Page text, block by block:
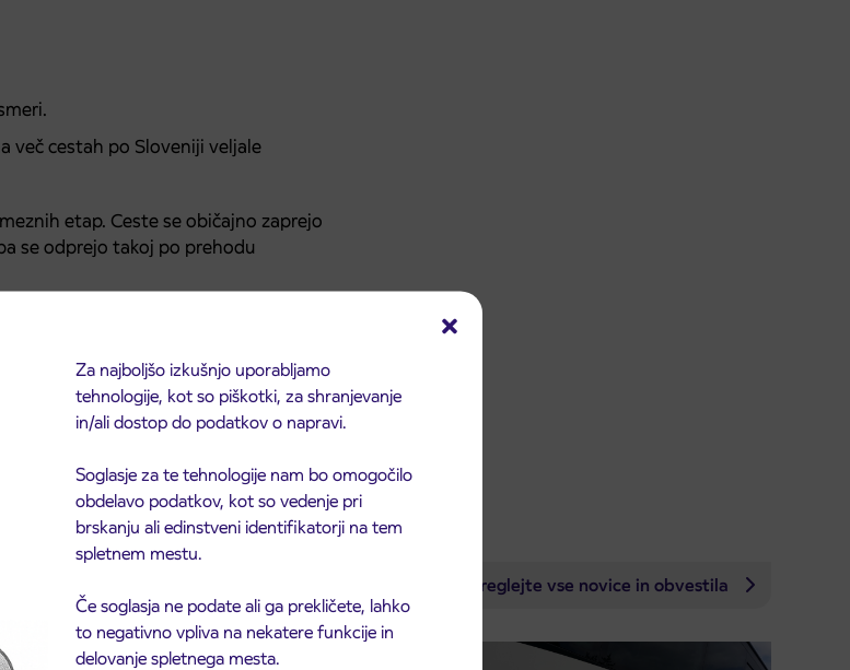
Za najboljšo izkušnjo uporabljamo
tehnologije, kot so piškotki, za shranjevanje
in/ali dostop do podatkov o napravi.
Soglasje za te tehnologije nam bo omogočilo
obdelavo podatkov, kot so vedenje pri
brskanju ali edinstveni identifikatorji na tem
spletnem mestu.
Če soglasja ne podate ali ga prekličete, lahko
to negativno vpliva na nekatere funkcije in
delovanje spletnega mesta.
več cestah po Sloveniji veljale
etap. Ceste se običajno zaprejo
se odprejo takoj po prehodu
in svoje poti načrtujejo pravočasno.
Preglejte vse novice in obvestila